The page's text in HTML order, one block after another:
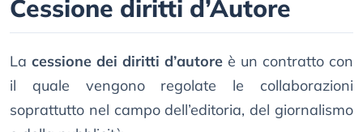
Cessione diritti d’Autore
La cessione dei diritti d’autore è un contratto con
il quale vengono regolate le collaborazioni
soprattutto nel campo dell’editoria, del giornalismo